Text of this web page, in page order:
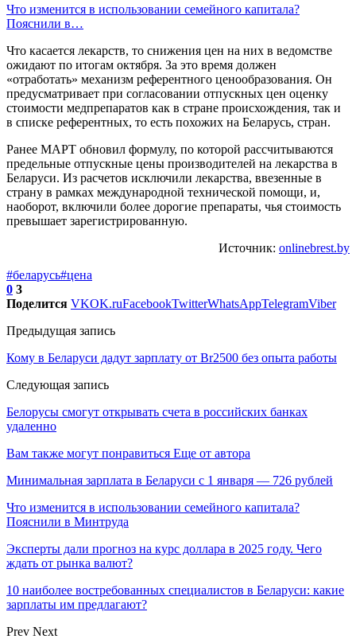
Что изменится в использовании семейного капитала?
Пояснили в…
Что касается лекарств, то снижения цен на них в ведомстве
ожидают по итогам октября. За это время должен
«отработать» механизм референтного ценообразования. Он
предусматривает при согласовании отпускных цен оценку
стоимости медпрепаратов как в стране происхождения, так и
в списке референтных, то есть похожих на Беларусь, стран.
Ранее МАРТ обновил формулу, по которой рассчитываются
предельные отпускные цены производителей на лекарства в
Беларуси. Из расчетов исключили лекарства, ввезенные в
страну в рамках международной технической помощи, и,
наоборот, включили более дорогие препараты, чья стоимость
превышает зарегистрированную.
Источник: onlinebrest.by
#беларусь#цена
0 3
Поделится VKOK.ruFacebookTwitterWhatsAppTelegramViber
Предыдущая запись
Кому в Беларуси дадут зарплату от Br2500 без опыта работы
Следующая запись
Белорусы смогут открывать счета в российских банках
удаленно
Вам также могут понравиться Еще от автора
Минимальная зарплата в Беларуси с 1 января — 726 рублей
Что изменится в использовании семейного капитала?
Пояснили в Минтруда
Эксперты дали прогноз на курс доллара в 2025 году. Чего
ждать от рынка валют?
10 наиболее востребованных специалистов в Беларуси: какие
зарплаты им предлагают?
Prev Next